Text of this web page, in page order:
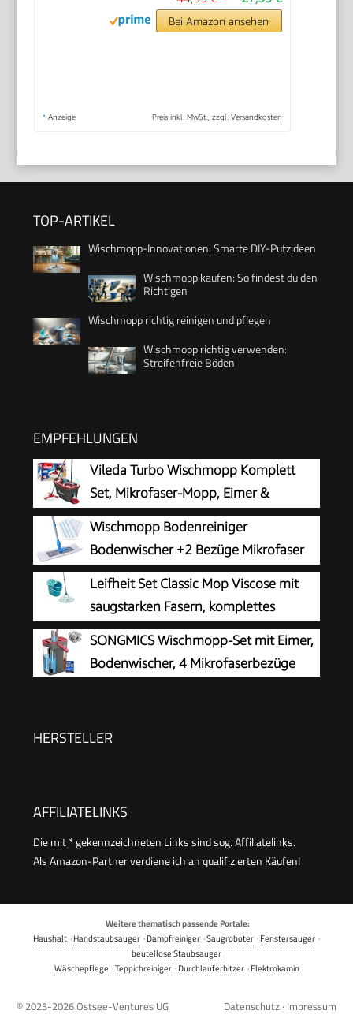
Bei Amazon ansehen
* Anzeige Preis inkl. MwSt., zzgl. Versandkosten
TOP-ARTIKEL
Wischmopp-Innovationen: Smarte DIY-Putzideen
Wischmopp kaufen: So findest du den
Richtigen
Wischmopp richtig reinigen und pflegen
Wischmopp richtig verwenden:
Streifenfreie Böden
EMPFEHLUNGEN
Vileda Turbo Wischmopp Komplett
Set, Mikrofaser-Mopp, Eimer &
Teleskopstiel
Wischmopp Bodenreiniger
Bodenwischer +2 Bezüge Mikrofaser
Mopp + Teleskopstiel
Leifheit Set Classic Mop Viscose mit
saugstarken Fasern, komplettes
Wischset mit Wischmopp und Eimer, Wischer mit
flexiblen Viskose-Mopkopf-Streifen
SONGMICS Wischmopp-Set mit Eimer,
Bodenwischer, 4 Mikrofaserbezüge
HERSTELLER
AFFILIATELINKS
Die mit * gekennzeichneten Links sind sog. Affiliatelinks.
Als Amazon-Partner verdiene ich an qualifizierten Käufen!
Weitere thematisch passende Portale:
Haushalt ·Handstaubsauger ·Dampfreiniger ·Saugroboter ·Fenstersauger ·
beutellose Staubsauger
Wäschepflege ·Teppichreiniger·Durchlauferhitzer·Elektrokamin
© 2023-2026Ostsee-Ventures UG Datenschutz · Impressum